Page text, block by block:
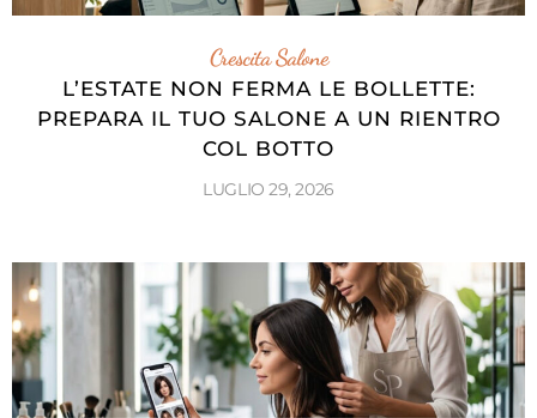
Crescita Salone
L’ESTATE NON FERMA LE BOLLETTE:
PREPARA IL TUO SALONE A UN RIENTRO
COL BOTTO
LUGLIO 29, 2026